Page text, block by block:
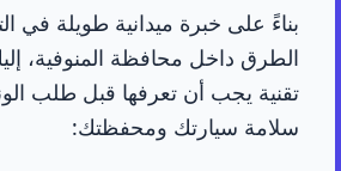
بناءً على خبرة ميدانية طويلة في
الطرق داخل محافظة المنوفية،
تقنية يجب أن تعرفها قبل طلب
سلامة سيارتك ومحفظتك: